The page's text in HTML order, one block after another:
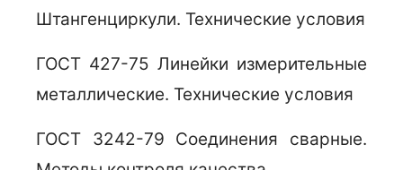
Штангенциркули. Технические условия
ГОСТ 427-75 Линейки измерительные
металлические. Технические условия
ГОСТ 3242-79 Соединения сварные.